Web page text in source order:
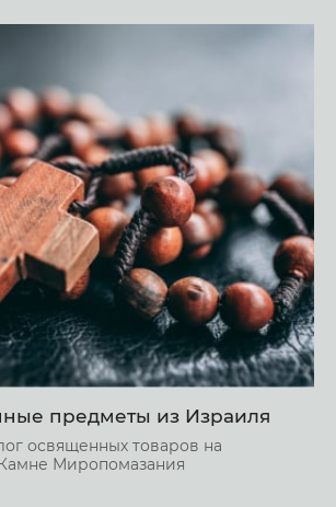
предметы из Израиля
освященных товаров на
Камне Миропомазания